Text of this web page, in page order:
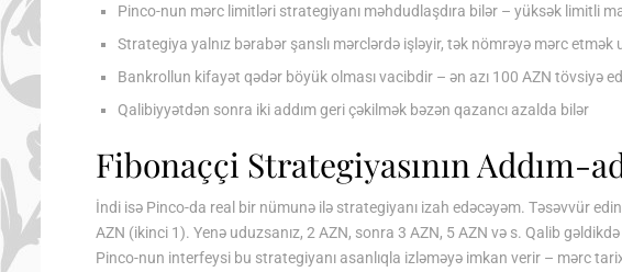
Pinco-nun mərc limitləri strategiyanı məhdudlaşdıra bilər – yüksək limitli
Strategiya yalnız bərabər şanslı mərclərdə işləyir, tək nömrəyə mərc etmək
Bankrollun kifayət qədər böyük olması vacibdir – ən azı 100 AZN tövsiyə
Qalibiyyətdən sonra iki addım geri çəkilmək bəzən qazancı azalda bilər
Fibonaççi Strategiyasının Addım-
İndi isə Pinco-da real bir nümunə ilə strategiyanı izah edəcəyəm. Təsəvvür
AZN (ikinci 1). Yenə uduzsanız, 2 AZN, sonra 3 AZN, 5 AZN və s. Qalib
Pinco-nun interfeysi bu strategiyanı asanlıqla izləməyə imkan verir – mərc